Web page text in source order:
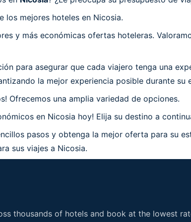
los mejores hoteles en Nicosia.
y más económicas ofertas hoteleras.
para asegurar que cada viajero tenga una
la mejor experiencia posible durante su
Ofrecemos una amplia variedad de opciones.
en Nicosia hoy! Elija su destino a
pasos y obtenga la mejor oferta para su
sus viajes a Nicosia.
thousands of hotels and book at the lowest